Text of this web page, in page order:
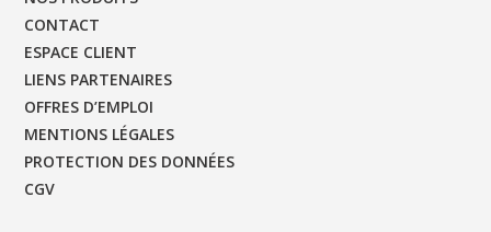
CONTACT
ESPACE CLIENT
LIENS PARTENAIRES
OFFRES D’EMPLOI
MENTIONS LÉGALES
PROTECTION DES DONNÉES
CGV